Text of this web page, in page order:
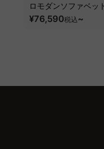
ロモダンソファベッ
色以上から選べるコ
¥76,590税込~